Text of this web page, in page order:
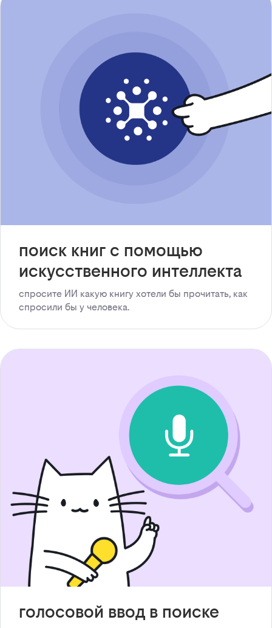
поиск книг с помощью
искусственного интеллекта
спросите ИИ какую книгу хотели бы прочитать, как
спросили бы у человека.
голосовой ввод в поиске